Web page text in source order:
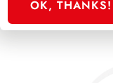
OK, THANKS!